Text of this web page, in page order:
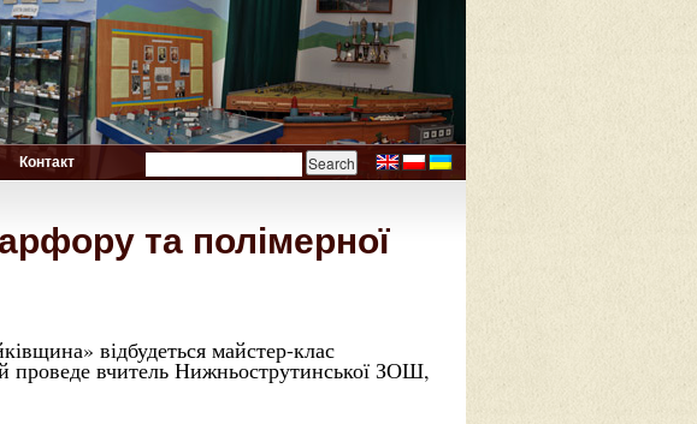
Контакт
та полімерної
відбудеться майстер-клас
проведе вчитель Нижньострутинської ЗОШ,